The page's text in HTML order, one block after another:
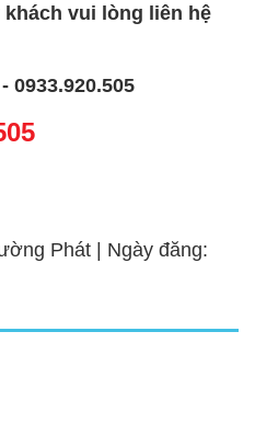
khách vui lòng liên hệ
0933.920.505
Phát | Ngày đăng: